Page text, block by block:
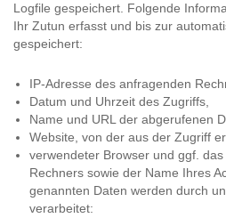
Logfile gespeichert. Folgende
Ihr Zutun erfasst und bis zur
gespeichert:
IP-Adresse des anfragenden
Datum und Uhrzeit des Zugriffs,
Name und URL der abgerufenen
Website, von der aus der Zugriff
verwendeter Browser und ggf.
Rechners sowie der Name Ihres
genannten Daten werden durch
verarbeitet: